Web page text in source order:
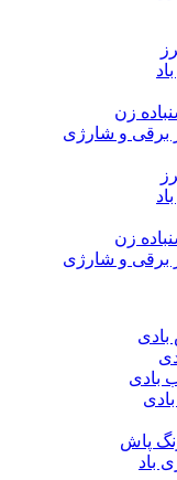
زن
برقی و شارژی
زن
برقی و شارژی
بادی
بادی
پاش
باد